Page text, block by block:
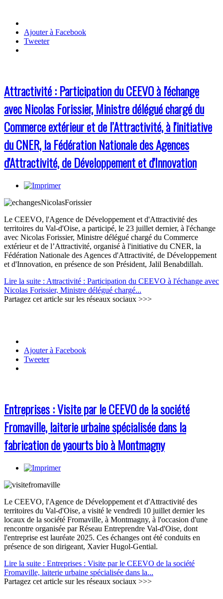
Ajouter à Facebook
Tweeter
Attractivité : Participation du CEEVO à l'échange
avec Nicolas Forissier, Ministre délégué chargé du
Commerce extérieur et de l’Attractivité, à l'initiative
du CNER, la Fédération Nationale des Agences
d'Attractivité, de Développement et d'Innovation
Le CEEVO, l'Agence de Développement et d'Attractivité des
territoires du Val-d'Oise, a participé, le 23 juillet dernier, à l'échange
avec Nicolas Forissier, Ministre délégué chargé du Commerce
extérieur et de l’Attractivité, organisé à l'initiative du CNER, la
Fédération Nationale des Agences d'Attractivité, de Développement
et d'Innovation, en présence de son Président, Jalil Benabdillah.
Lire la suite : Attractivité : Participation du CEEVO à l'échange avec
Nicolas Forissier, Ministre délégué chargé...
Partagez cet article sur les réseaux sociaux >>>
Ajouter à Facebook
Tweeter
Entreprises : Visite par le CEEVO de la société
Fromaville, laiterie urbaine spécialisée dans la
fabrication de yaourts bio à Montmagny
Le CEEVO, l'Agence de Développement et d'Attractivité des
territoires du Val-d'Oise, a visité le vendredi 10 juillet dernier les
locaux de la société Fromaville, à Montmagny, à l'occasion d'une
rencontre organisée par Réseau Entreprendre Val-d'Oise, dont
l'entreprise est lauréate 2025. Ces échanges ont été conduits en
présence de son dirigeant, Xavier Hugol-Gential.
Lire la suite : Entreprises : Visite par le CEEVO de la société
Fromaville, laiterie urbaine spécialisée dans la...
Partagez cet article sur les réseaux sociaux >>>